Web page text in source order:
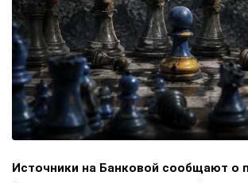
Источники на Банковой сообщают о